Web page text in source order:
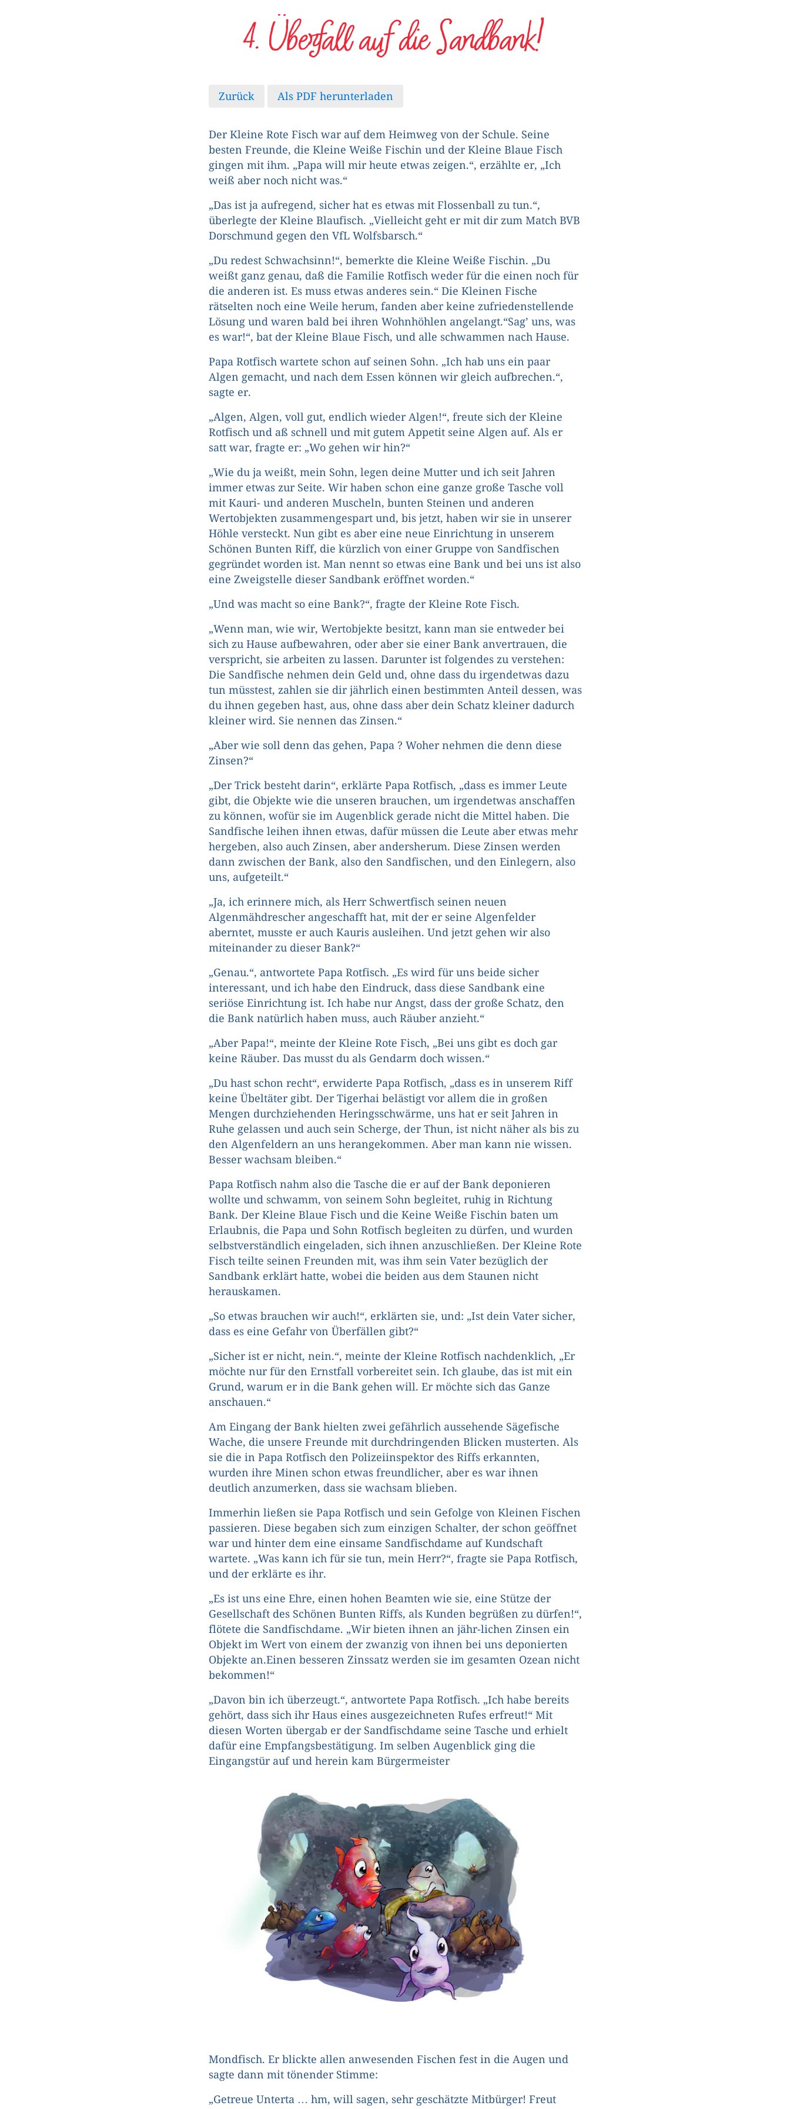
4. Überfall auf die Sandbank!
Zurück Als PDF herunterladen
Der Kleine Rote Fisch war auf dem Heimweg von der Schule. Seine
besten Freunde, die Kleine Weiße Fischin und der Kleine Blaue Fisch
gingen mit ihm. „Papa will mir heute etwas zeigen.“, erzählte er, „Ich
weiß aber noch nicht was.“
„Das ist ja aufregend, sicher hat es etwas mit Flossenball zu tun.“,
überlegte der Kleine Blaufisch. „Vielleicht geht er mit dir zum Match BVB
Dorschmund gegen den VfL Wolfsbarsch.“
„Du redest Schwachsinn!“, bemerkte die Kleine Weiße Fischin. „Du
weißt ganz genau, daß die Familie Rotfisch weder für die einen noch für
die anderen ist. Es muss etwas anderes sein.“ Die Kleinen Fische
rätselten noch eine Weile herum, fanden aber keine zufriedenstellende
Lösung und waren bald bei ihren Wohnhöhlen angelangt.“Sag’ uns, was
es war!“, bat der Kleine Blaue Fisch, und alle schwammen nach Hause.
Papa Rotfisch wartete schon auf seinen Sohn. „Ich hab uns ein paar
Algen gemacht, und nach dem Essen können wir gleich aufbrechen.“,
sagte er.
„Algen, Algen, voll gut, endlich wieder Algen!“, freute sich der Kleine
Rotfisch und aß schnell und mit gutem Appetit seine Algen auf. Als er
satt war, fragte er: „Wo gehen wir hin?“
„Wie du ja weißt, mein Sohn, legen deine Mutter und ich seit Jahren
immer etwas zur Seite. Wir haben schon eine ganze große Tasche voll
mit Kauri- und anderen Muscheln, bunten Steinen und anderen
Wertobjekten zusammengespart und, bis jetzt, haben wir sie in unserer
Höhle versteckt. Nun gibt es aber eine neue Einrichtung in unserem
Schönen Bunten Riff, die kürzlich von einer Gruppe von Sandfischen
gegründet worden ist. Man nennt so etwas eine Bank und bei uns ist also
eine Zweigstelle dieser Sandbank eröffnet worden.“
„Und was macht so eine Bank?“, fragte der Kleine Rote Fisch.
„Wenn man, wie wir, Wertobjekte besitzt, kann man sie entweder bei
sich zu Hause aufbewahren, oder aber sie einer Bank anvertrauen, die
verspricht, sie arbeiten zu lassen. Darunter ist folgendes zu verstehen:
Die Sandfische nehmen dein Geld und, ohne dass du irgendetwas dazu
tun müsstest, zahlen sie dir jährlich einen bestimmten Anteil dessen, was
du ihnen gegeben hast, aus, ohne dass aber dein Schatz kleiner dadurch
kleiner wird. Sie nennen das Zinsen.“
„Aber wie soll denn das gehen, Papa ? Woher nehmen die denn diese
Zinsen?“
„Der Trick besteht darin“, erklärte Papa Rotfisch, „dass es immer Leute
gibt, die Objekte wie die unseren brauchen, um irgendetwas anschaffen
zu können, wofür sie im Augenblick gerade nicht die Mittel haben. Die
Sandfische leihen ihnen etwas, dafür müssen die Leute aber etwas mehr
hergeben, also auch Zinsen, aber andersherum. Diese Zinsen werden
dann zwischen der Bank, also den Sandfischen, und den Einlegern, also
uns, aufgeteilt.“
„Ja, ich erinnere mich, als Herr Schwertfisch seinen neuen
Algenmähdrescher angeschafft hat, mit der er seine Algenfelder
aberntet, musste er auch Kauris ausleihen. Und jetzt gehen wir also
miteinander zu dieser Bank?“
„Genau.“, antwortete Papa Rotfisch. „Es wird für uns beide sicher
interessant, und ich habe den Eindruck, dass diese Sandbank eine
seriöse Einrichtung ist. Ich habe nur Angst, dass der große Schatz, den
die Bank natürlich haben muss, auch Räuber anzieht.“
„Aber Papa!“, meinte der Kleine Rote Fisch, „Bei uns gibt es doch gar
keine Räuber. Das musst du als Gendarm doch wissen.“
„Du hast schon recht“, erwiderte Papa Rotfisch, „dass es in unserem Riff
keine Übeltäter gibt. Der Tigerhai belästigt vor allem die in großen
Mengen durchziehenden Heringsschwärme, uns hat er seit Jahren in
Ruhe gelassen und auch sein Scherge, der Thun, ist nicht näher als bis zu
den Algenfeldern an uns herangekommen. Aber man kann nie wissen.
Besser wachsam bleiben.“
Papa Rotfisch nahm also die Tasche die er auf der Bank deponieren
wollte und schwamm, von seinem Sohn begleitet, ruhig in Richtung
Bank. Der Kleine Blaue Fisch und die Keine Weiße Fischin baten um
Erlaubnis, die Papa und Sohn Rotfisch begleiten zu dürfen, und wurden
selbstverständlich eingeladen, sich ihnen anzuschließen. Der Kleine Rote
Fisch teilte seinen Freunden mit, was ihm sein Vater bezüglich der
Sandbank erklärt hatte, wobei die beiden aus dem Staunen nicht
herauskamen.
„So etwas brauchen wir auch!“, erklärten sie, und: „Ist dein Vater sicher,
dass es eine Gefahr von Überfällen gibt?“
„Sicher ist er nicht, nein.“, meinte der Kleine Rotfisch nachdenklich, „Er
möchte nur für den Ernstfall vorbereitet sein. Ich glaube, das ist mit ein
Grund, warum er in die Bank gehen will. Er möchte sich das Ganze
anschauen.“
Am Eingang der Bank hielten zwei gefährlich aussehende Sägefische
Wache, die unsere Freunde mit durchdringenden Blicken musterten. Als
sie die in Papa Rotfisch den Polizeiinspektor des Riffs erkannten,
wurden ihre Minen schon etwas freundlicher, aber es war ihnen
deutlich anzumerken, dass sie wachsam blieben.
Immerhin ließen sie Papa Rotfisch und sein Gefolge von Kleinen Fischen
passieren. Diese begaben sich zum einzigen Schalter, der schon geöffnet
war und hinter dem eine einsame Sandfischdame auf Kundschaft
wartete. „Was kann ich für sie tun, mein Herr?“, fragte sie Papa Rotfisch,
und der erklärte es ihr.
„Es ist uns eine Ehre, einen hohen Beamten wie sie, eine Stütze der
Gesellschaft des Schönen Bunten Riffs, als Kunden begrüßen zu dürfen!“,
flötete die Sandfischdame. „Wir bieten ihnen an jähr-lichen Zinsen ein
Objekt im Wert von einem der zwanzig von ihnen bei uns deponierten
Objekte an.Einen besseren Zinssatz werden sie im gesamten Ozean nicht
bekommen!“
„Davon bin ich überzeugt.“, antwortete Papa Rotfisch. „Ich habe bereits
gehört, dass sich ihr Haus eines ausgezeichneten Rufes erfreut!“ Mit
diesen Worten übergab er der Sandfischdame seine Tasche und erhielt
dafür eine Empfangsbestätigung. Im selben Augenblick ging die
Eingangstür auf und herein kam Bürgermeister
Mondfisch. Er blickte allen anwesenden Fischen fest in die Augen und
sagte dann mit tönender Stimme:
„Getreue Unterta … hm, will sagen, sehr geschätzte Mitbürger! Freut